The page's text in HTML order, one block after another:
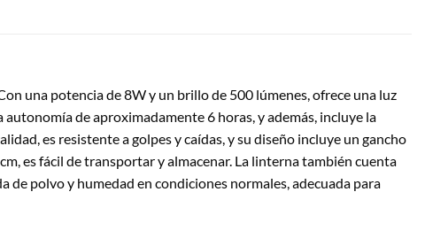
una potencia de 8W y un brillo de 500 lúmenes, ofrece una luz
de aproximadamente 6 horas, y además, incluye la
es resistente a golpes y caídas, y su diseño incluye un gancho
es fácil de transportar y almacenar. La linterna también cuenta
de polvo y humedad en condiciones normales, adecuada para